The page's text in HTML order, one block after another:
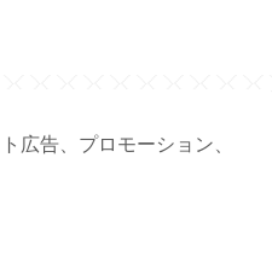
告、プロモーション、